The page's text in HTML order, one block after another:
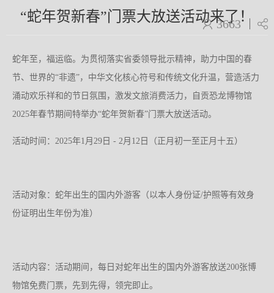
“蛇年贺新春”门票大放送活动来了！
3663
蛇年至，福运临。为贯彻落实省委领导批示精神，助力中国的春
节、世界的“非遗”，中华文化核心符号和传统文化升温，营造活力
涌动欢乐祥和的节日氛围，激发文旅消费活力，自贡恐龙博物馆
2025年春节期间特举办“蛇年贺新春”门票大放送活动。
活动时间：2025年1月29日 - 2月12日（正月初一至正月十五）
活动对象：蛇年出生的国内外游客（以本人身份证/护照等有效身
份证明出生年份为准）
活动内容：活动期间，每日对蛇年出生的国内外游客放送200张博
物馆免费门票，先到先得，领完即止。